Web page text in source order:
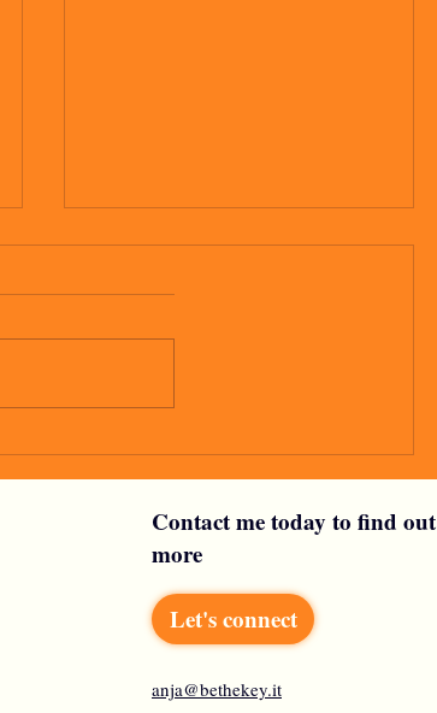
io voglio
Contact me today to find out
more
Let's connect
anja@bethekey.it